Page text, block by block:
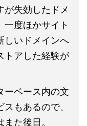
が失効したドメ
一度ほかサイト
しいドメインへ
トアした経験が
ーベース内の文
もあるので、
た後日。